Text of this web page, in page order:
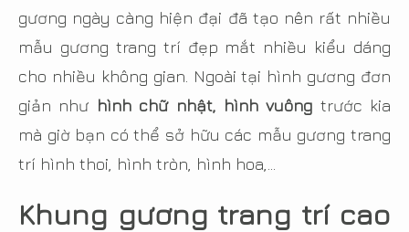
gương ngày càng hiện đại đã tạo nên rất nhiều
mẫu gương trang trí đẹp mắt nhiều kiểu dáng
cho nhiều không gian. Ngoài tại hình gương đơn
giản như hình chữ nhật, hình vuông trước kia
mà giờ bạn có thể sở hữu các mẫu gương trang
trí hình thoi, hình tròn, hình hoa,…
Khung gương trang trí cao